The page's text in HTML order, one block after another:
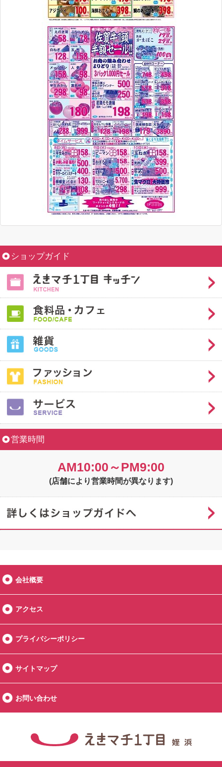
ショップガイド
営業時間
AM10:00～PM9:00
(店舗により営業時間が異なります)
会社概要
アクセス
プライバシーポリシー
サイトマップ
お問い合わせ